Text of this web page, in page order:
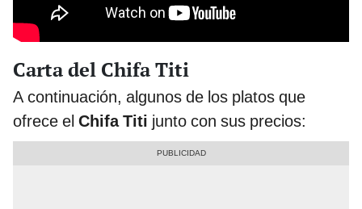
Carta del Chifa Titi
A continuación, algunos de los platos que
ofrece el Chifa Titi junto con sus precios: